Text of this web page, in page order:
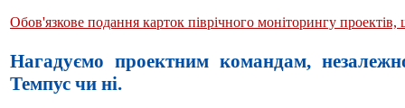
Обов'язкове подання карток піврічного моніторингу проектів,
Нагадуємо проектним командам,
Темпус чи ні.